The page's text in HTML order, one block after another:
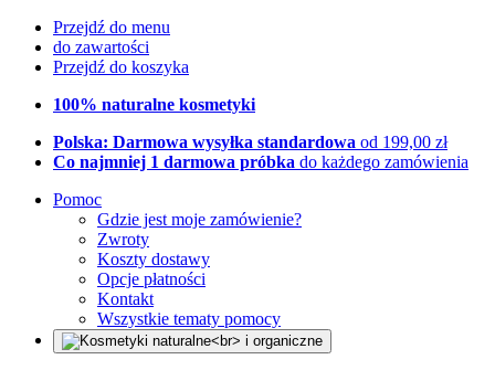
Przejdź do menu
do zawartości
Przejdź do koszyka
100% naturalne kosmetyki
Polska: Darmowa wysyłka standardowa od 199,00 zł
Co najmniej 1 darmowa próbka do każdego zamówienia
Pomoc
Gdzie jest moje zamówienie?
Zwroty
Koszty dostawy
Opcje płatności
Kontakt
Wszystkie tematy pomocy